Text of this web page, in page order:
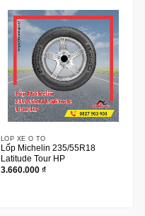
LỐP XE Ô TÔ
Lốp Michelin 235/55R18
Latitude Tour HP
3.660.000 ₫